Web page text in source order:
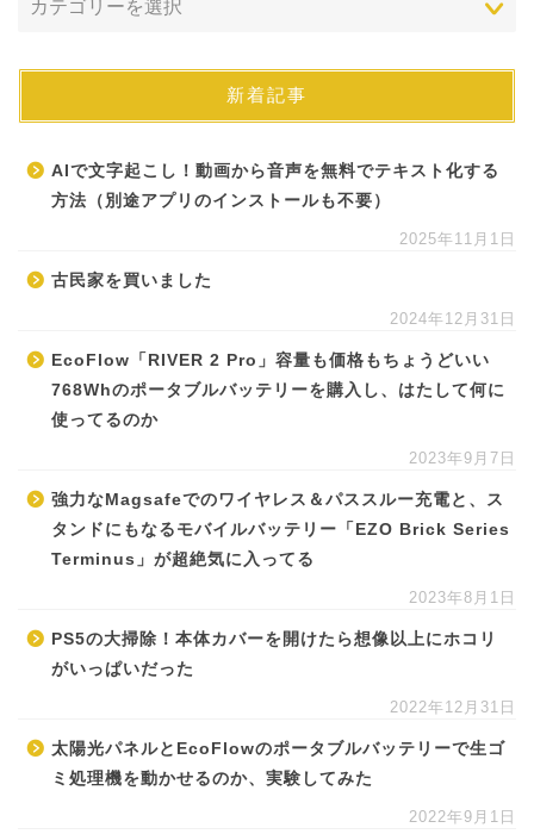
新着記事
AIで文字起こし！動画から音声を無料でテキスト化する
方法（別途アプリのインストールも不要）
2025年11月1日
古民家を買いました
2024年12月31日
EcoFlow「RIVER 2 Pro」容量も価格もちょうどいい
768Whのポータブルバッテリーを購入し、はたして何に
使ってるのか
2023年9月7日
強力なMagsafeでのワイヤレス＆パススルー充電と、ス
タンドにもなるモバイルバッテリー「EZO Brick Series
Terminus」が超絶気に入ってる
2023年8月1日
PS5の大掃除！本体カバーを開けたら想像以上にホコリ
がいっぱいだった
2022年12月31日
太陽光パネルとEcoFlowのポータブルバッテリーで生ゴ
ミ処理機を動かせるのか、実験してみた
2022年9月1日